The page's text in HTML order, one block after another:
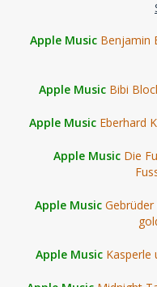
Apple Music Benjamin
Apple Music Bibi
Apple Music Eberhard
Apple Music Die
Apple Music
Apple Music Kasperle